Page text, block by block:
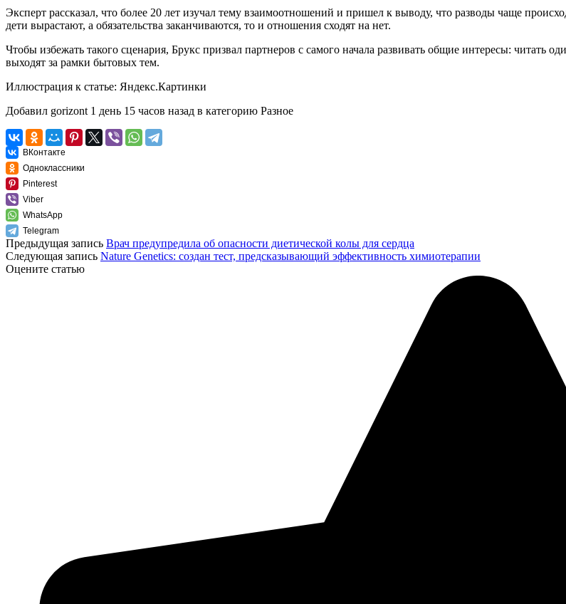
Эксперт рассказал, что более 20 лет изучал тему взаимоотношений и пришел к выводу, что разводы чаще
дети вырастают, а обязательства заканчиваются, то и отношения сходят на нет.
Чтобы избежать такого сценария, Брукс призвал партнеров с самого начала развивать общие интересы: читать
выходят за рамки бытовых тем.
Иллюстрация к статье: Яндекс.Картинки
Добавил gorizont 1 день 15 часов назад в категорию Разное
ВКонтакте
Одноклассники
Pinterest
Viber
WhatsApp
Telegram
Предыдущая запись Врач предупредила об опасности диетической колы для сердца
Следующая запись Nature Genetics: создан тест, предсказывающий эффективность химиотерапии
Оцените статью